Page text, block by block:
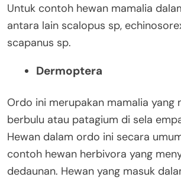
Untuk contoh hewan mamalia
antara lain scalopus sp,
scapanus sp.
Dermoptera
Ordo ini merupakan mamalia yang
berbulu atau patagium di sela
Hewan dalam ordo ini secara
contoh hewan herbivora yang
dedaunan. Hewan yang masuk